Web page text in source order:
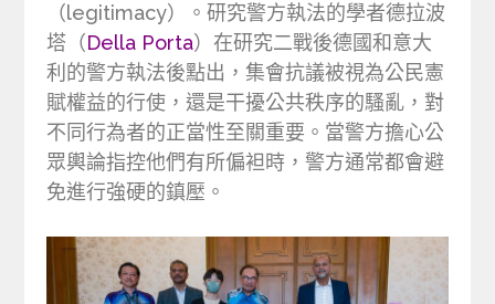
（legitimacy）。研究警方執法的學者德拉波
塔（Della Porta）在研究二戰後德國和意大
利的警方執法後點出，集會抗議被視為公民憲
賦權益的行使，還是干擾公共秩序的騷亂，對
不同行為者的正當性至關重要。當警方擔心公
眾輿論指控他們有所偏袒時，警方通常都會避
免進行強硬的鎮壓。